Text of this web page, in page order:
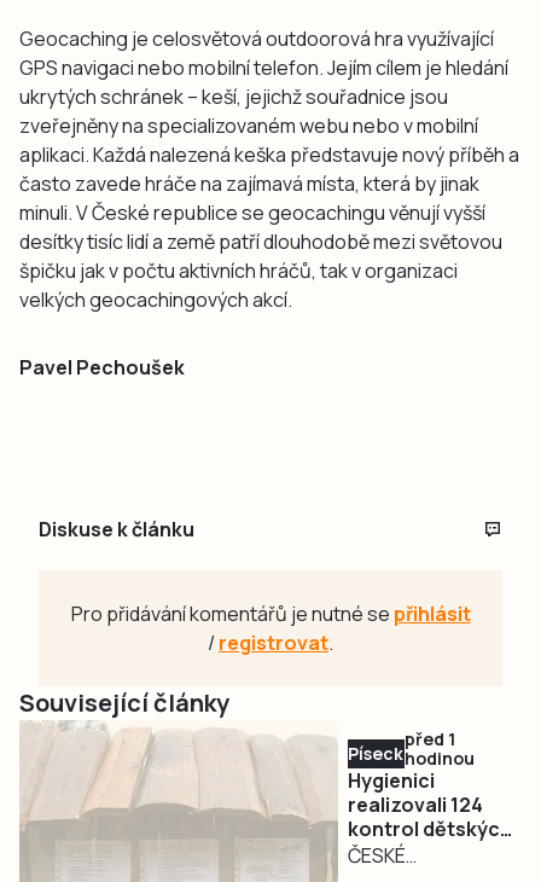
Geocaching je celosvětová outdoorová hra využívající
GPS navigaci nebo mobilní telefon. Jejím cílem je hledání
ukrytých schránek – keší, jejichž souřadnice jsou
zveřejněny na specializovaném webu nebo v mobilní
aplikaci. Každá nalezená keška představuje nový příběh a
často zavede hráče na zajímavá místa, která by jinak
minuli. V České republice se geocachingu věnují vyšší
desítky tisíc lidí a země patří dlouhodobě mezi světovou
špičku jak v počtu aktivních hráčů, tak v organizaci
velkých geocachingových akcí.
Pavel Pechoušek
Diskuse k článku
Pro přidávání komentářů je nutné se přihlásit
/registrovat.
Související články
Písecko
před 1
hodinou
Hygienici
realizovali 124
kontrol dětských
táborů a uložili
ČESKÉ